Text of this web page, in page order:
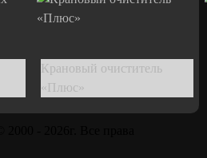
Крановый очиститель
«Плюс»